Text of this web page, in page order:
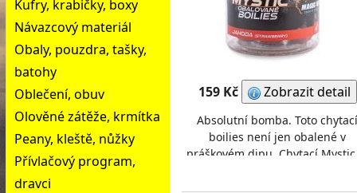
Kufry, krabičky, boxy
Návazcový materiál
Obaly, pouzdra, tašky,
batohy
Oblečení, obuv
Olověné zátěže, krmítka
Peany, kleště, nůžky
Přívlačový program,
dravci
159 Kč Zobrazit detail
Absolutní bomba. Toto chytací
boilies není jen obalené v
práškovém dipu. Chytací